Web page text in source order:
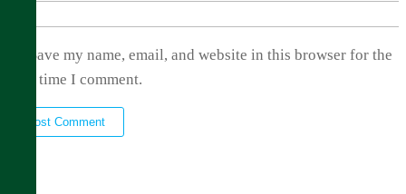
Save my name, email, and website in this browser for the
next time I comment.